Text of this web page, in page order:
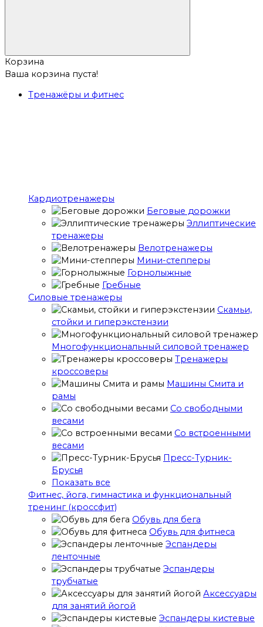
Корзина
Ваша корзина пуста!
Тренажёры и фитнес
Кардиотренажеры
Беговые дорожки
Эллиптические
тренажеры
Велотренажеры
Мини-степперы
Горнолыжные
Гребные
Cиловые тренажеры
Скамьи,
стойки и гиперэкстензии
Многофункциональный силовой тренажер
Тренажеры
кроссоверы
Машины Смита и
рамы
Со свободными
весами
Со встроенными
весами
Пресс-Турник-
Брусья
Показать все
Фитнес, йога, гимнастика и функциональный
тренинг (кроссфит)
Обувь для бега
Обувь для фитнеса
Эспандеры
ленточные
Эспандеры
трубчатые
Аксессуары
для занятий йогой
Эспандеры кистевые